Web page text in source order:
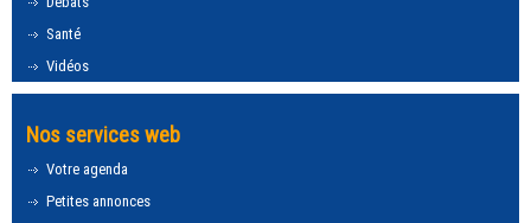
Santé
Vidéos
Nos services web
Votre agenda
Petites annonces